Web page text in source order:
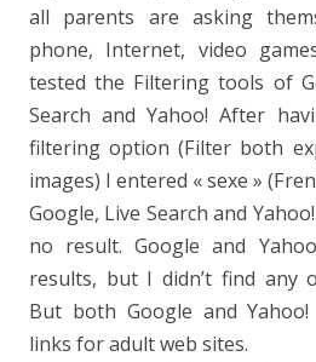
all parents are asking
phone, Internet, video
tested the Filtering tools of
Search and Yahoo! After
filtering option (Filter both
images) I entered « sexe »
Google, Live Search and
no result. Google and
results, but I didn’t find any
But both Google and Yahoo!
links for adult web sites.